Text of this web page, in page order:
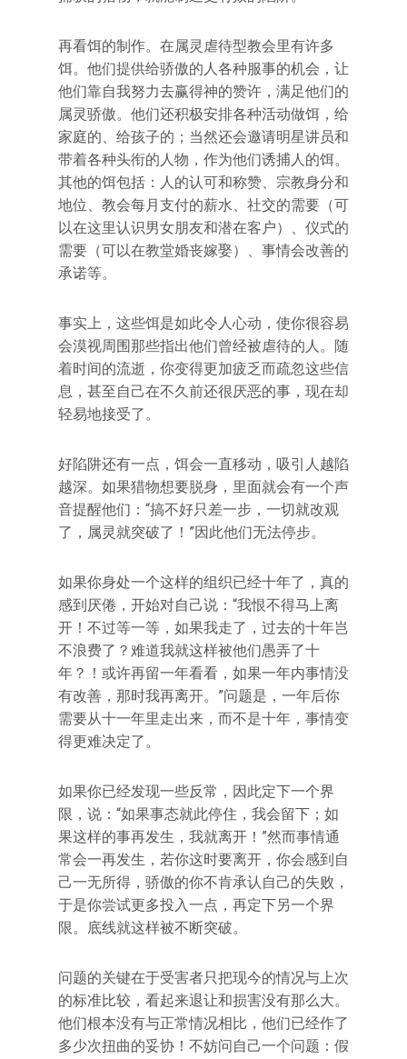
再看饵的制作。在属灵虐待型教会里有许多
饵。他们提供给骄傲的人各种服事的机会，让
他们靠自我努力去赢得神的赞许，满足他们的
属灵骄傲。他们还积极安排各种活动做饵，给
家庭的、给孩子的；当然还会邀请明星讲员和
带着各种头衔的人物，作为他们诱捕人的饵。
其他的饵包括：人的认可和称赞、宗教身分和
地位、教会每月支付的薪水、社交的需要（可
以在这里认识男女朋友和潜在客户）、仪式的
需要（可以在教堂婚丧嫁娶）、事情会改善的
承诺等。
事实上，这些饵是如此令人心动，使你很容易
会漠视周围那些指出他们曾经被虐待的人。随
着时间的流逝，你变得更加疲乏而疏忽这些信
息，甚至自己在不久前还很厌恶的事，现在却
轻易地接受了。
好陷阱还有一点，饵会一直移动，吸引人越陷
越深。如果猎物想要脱身，里面就会有一个声
音提醒他们：“搞不好只差一步，一切就改观
了，属灵就突破了！”因此他们无法停步。
如果你身处一个这样的组织已经十年了，真的
感到厌倦，开始对自己说：“我恨不得马上离
开！不过等一等，如果我走了，过去的十年岂
不浪费了？难道我就这样被他们愚弄了十
年？！或许再留一年看看，如果一年内事情没
有改善，那时我再离开。”问题是，一年后你
需要从十一年里走出来，而不是十年，事情变
得更难决定了。
如果你已经发现一些反常，因此定下一个界
限，说：“如果事态就此停住，我会留下；如
果这样的事再发生，我就离开！”然而事情通
常会一再发生，若你这时要离开，你会感到自
己一无所得，骄傲的你不肯承认自己的失败，
于是你尝试更多投入一点，再定下另一个界
限。底线就这样被不断突破。
问题的关键在于受害者只把现今的情况与上次
的标准比较，看起来退让和损害没有那么大。
他们根本没有与正常情况相比，他们已经作了
多少次扭曲的妥协！不妨问自己一个问题：假